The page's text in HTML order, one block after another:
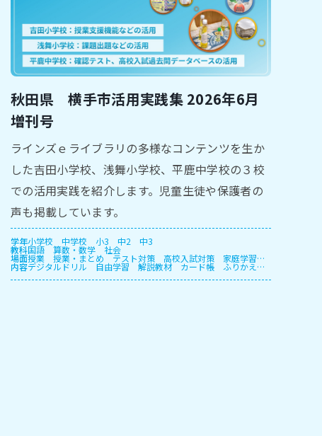
秋田県 横手市活用実践集 2026年6月
増刊号
ラインズｅライブラリの多様なコンテンツを生か
した吉田小学校、浅舞小学校、平鹿中学校の３校
での活用実践を紹介します。児童生徒や保護者の
声も掲載しています。
学年小学校 中学校 小3 中2 中3
教科国語 算数・数学 社会
場面授業 授業・まとめ テスト対策 高校入試対策 家庭学習・
宿題 長期休暇
内容デジタルドリル 自由学習 解説教材 カード帳 ふりかえ
り プリント 授業支援 確認テスト 自動個別課題
材学習・一斉学習